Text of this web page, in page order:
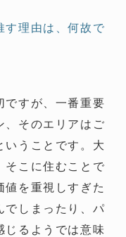
す理由は、何故で
ですが、一番重要
、そのエリアはご
いうことです。大
そこに住むことで
値を重視しすぎた
でしまったり、パ
じるようでは意味